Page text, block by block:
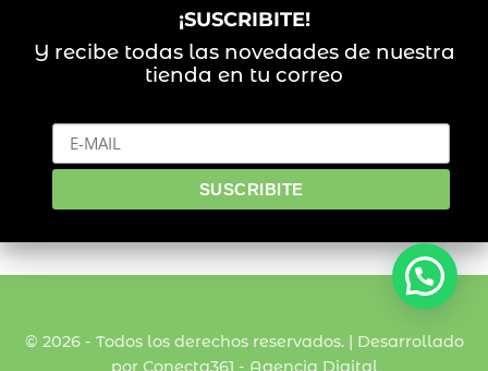
¡SUSCRIBITE!
Y recibe todas las novedades de nuestra
tienda en tu correo
© 2026 - Todos los derechos reservados. | Desarrollado
por Conecta361 - Agencia Digital